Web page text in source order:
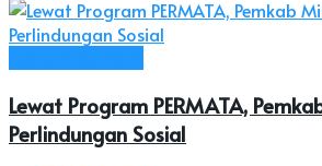
Lewat Program PERMATA,
Perlindungan Sosial